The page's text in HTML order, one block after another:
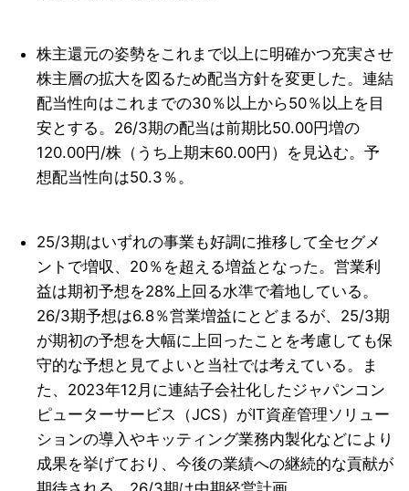
株主還元の姿勢をこれまで以上に明確かつ充実させ
株主層の拡大を図るため配当方針を変更した。連結
配当性向はこれまでの30％以上から50％以上を目
安とする。26/3期の配当は前期比50.00円増の
120.00円/株（うち上期末60.00円）を見込む。予
想配当性向は50.3％。
25/3期はいずれの事業も好調に推移して全セグメ
ントで増収、20％を超える増益となった。営業利
益は期初予想を28%上回る水準で着地している。
26/3期予想は6.8％営業増益にとどまるが、25/3期
が期初の予想を大幅に上回ったことを考慮しても保
守的な予想と見てよいと当社では考えている。ま
た、2023年12月に連結子会社化したジャパンコン
ピューターサービス（JCS）がIT資産管理ソリュー
ションの導入やキッティング業務内製化などにより
成果を挙げており、今後の業績への継続的な貢献が